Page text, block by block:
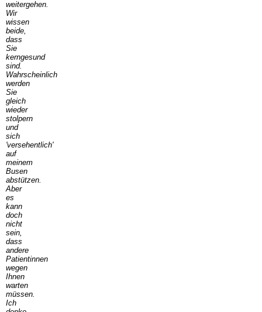
weitergehen.
Wir
wissen
beide,
dass
Sie
kerngesund
sind.
Wahrscheinlich
werden
Sie
gleich
wieder
stolpern
und
sich
'versehentlich'
auf
meinem
Busen
abstützen.
Aber
es
kann
doch
nicht
sein,
dass
andere
Patientinnen
wegen
Ihnen
warten
müssen.
Ich